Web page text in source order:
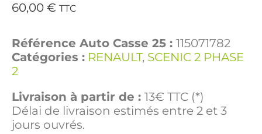
60,00 € TTC
Référence Auto Casse 25 : 115071782
Catégories : RENAULT, SCENIC 2 PHASE
2
Livraison à partir de : 13€ TTC (*)
Délai de livraison estimés entre 2 et 3
jours ouvrés.